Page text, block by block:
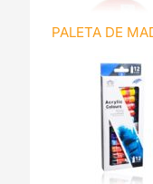
PALETA DE